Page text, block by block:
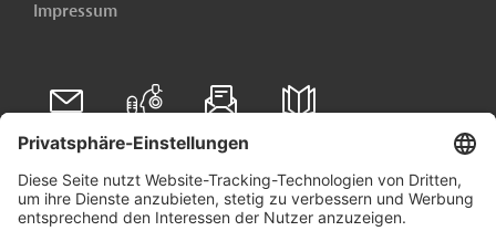
Impressum
Folgen Sie uns auf